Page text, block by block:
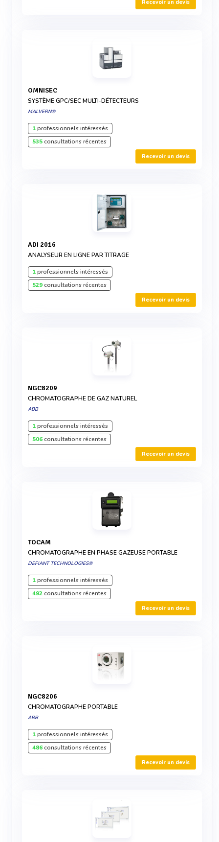
Recevoir un devis
OMNISEC
SYSTÈME GPC/SEC MULTI-DÉTECTEURS
MALVERN®
1professionnels intéressés
535consultations récentes
Recevoir un devis
ADI 2016
ANALYSEUR EN LIGNE PAR TITRAGE
1professionnels intéressés
529consultations récentes
Recevoir un devis
NGC8209
CHROMATOGRAPHE DE GAZ NATUREL
ABB
1professionnels intéressés
506consultations récentes
Recevoir un devis
TOCAM
CHROMATOGRAPHE EN PHASE GAZEUSE PORTABLE
DEFIANT TECHNOLOGIES®
1professionnels intéressés
492consultations récentes
Recevoir un devis
NGC8206
CHROMATOGRAPHE PORTABLE
ABB
1professionnels intéressés
486consultations récentes
Recevoir un devis